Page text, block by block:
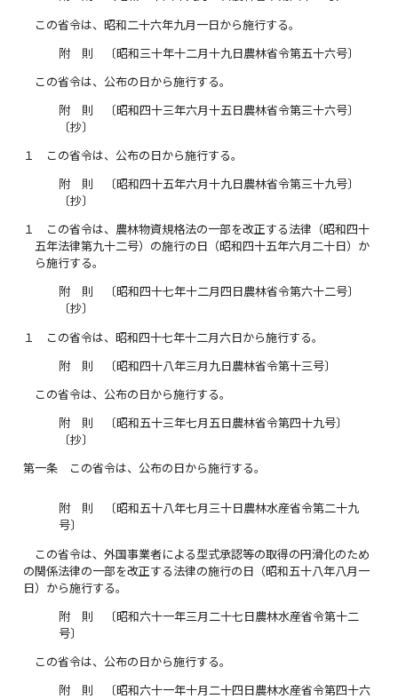
この省令は、昭和二十六年九月一日から施行する。
附 則 〔昭和三十年十二月十九日農林省令第五十六号〕
この省令は、公布の日から施行する。
附 則 〔昭和四十三年六月十五日農林省令第三十六号〕
〔抄〕
１ この省令は、公布の日から施行する。
附 則 〔昭和四十五年六月十九日農林省令第三十九号〕
〔抄〕
１
この省令は、農林物資規格法の一部を改正する法律（昭和四十
五年法律第九十二号）の施行の日（昭和四十五年六月二十日）か
ら施行する。
附 則 〔昭和四十七年十二月四日農林省令第六十二号〕
〔抄〕
１ この省令は、昭和四十七年十二月六日から施行する。
附 則 〔昭和四十八年三月九日農林省令第十三号〕
この省令は、公布の日から施行する。
附 則 〔昭和五十三年七月五日農林省令第四十九号〕
〔抄〕
第一条 この省令は、公布の日から施行する。
附 則 〔昭和五十八年七月三十日農林水産省令第二十九
号〕
この省令は、外国事業者による型式承認等の取得の円滑化のため
の関係法律の一部を改正する法律の施行の日（昭和五十八年八月一
日）から施行する。
附 則 〔昭和六十一年三月二十七日農林水産省令第十二
号〕
この省令は、公布の日から施行する。
附 則 〔昭和六十一年十月二十四日農林水産省令第四十六